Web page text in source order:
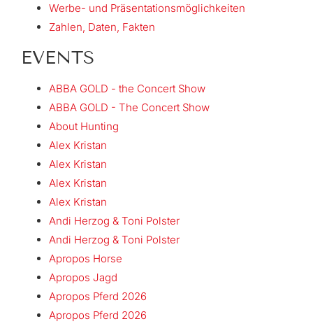
Werbe- und Präsentationsmöglichkeiten
Zahlen, Daten, Fakten
EVENTS
ABBA GOLD - the Concert Show
ABBA GOLD - The Concert Show
About Hunting
Alex Kristan
Alex Kristan
Alex Kristan
Alex Kristan
Andi Herzog & Toni Polster
Andi Herzog & Toni Polster
Apropos Horse
Apropos Jagd
Apropos Pferd 2026
Apropos Pferd 2026